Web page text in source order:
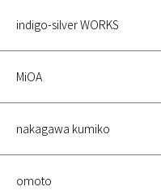
indigo-silver WORKS
MiOA
nakagawa kumiko
omoto